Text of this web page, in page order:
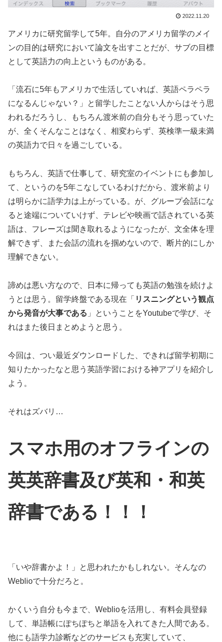
2022.11.20
アメリカに研究留学して5年。自分のアメリカ留学のメイ
ンの目的は研究において論文を出すことだが、サブの目標
として英語力の向上というものがある。
「流石に5年もアメリカで生活していれば、英語ペラペラ
になるんじゃない？」と留学したことない人からはそう思
われるだろうし、もちろん渡米前の自分もそう思っていた
が、全くそんなことはなく、相変わらず、英検準一級未満
の英語力で日々を過ごしている。
もちろん、英語で仕事して、研究室のイベントにも参加し
て、というのを5年こなしているわけだから、渡米前より
は明らかに語学力は上がっている。が、グループ会話にな
ると途端についていけず、テレビや映画で話されている英
語は、フレーズは聞き取れるようになったが、文全体を理
解できず、また会話の流れを掴めないので、断片的にしか
理解できない。
諦めは悪い方なので、日本に帰っても英語の勉強を続けよ
うとは思う。留学終盤である現在「 リスニングという観点
から発音が大事である 」ということをYoutubeで学び、そ
れはまた後日まとめようと思う。
今回は、つい最近ダウンロードした、できれば留学初期に
知りたかったなと思う英語学習における神アプリを紹介し
よう。
それはズバリ…
スマホ用のオフラインの
英英辞書及び英和・和英
辞書である！！！
「いや辞書かよ！」と思われたかもしれない。そんなの
Weblioで十分だろと。
かくいう自分も今まで、Weblioを活用し、有料会員登録
して、単語帳にぽちぽちと単語を入れてきた人間である。
他にも語学力診断などのサービスも充実していて、